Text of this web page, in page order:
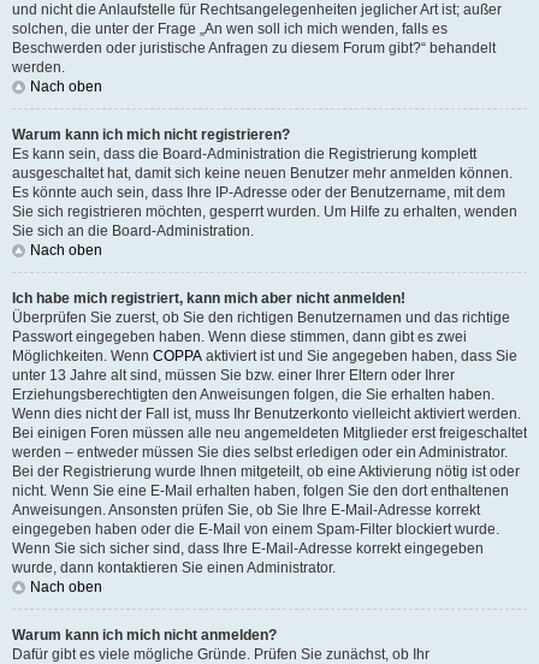
und nicht die Anlaufstelle für Rechtsangelegenheiten jeglicher Art ist; außer
solchen, die unter der Frage „An wen soll ich mich wenden, falls es
Beschwerden oder juristische Anfragen zu diesem Forum gibt?“ behandelt
werden.
Nach oben
Warum kann ich mich nicht registrieren?
Es kann sein, dass die Board-Administration die Registrierung komplett
ausgeschaltet hat, damit sich keine neuen Benutzer mehr anmelden können.
Es könnte auch sein, dass Ihre IP-Adresse oder der Benutzername, mit dem
Sie sich registrieren möchten, gesperrt wurden. Um Hilfe zu erhalten, wenden
Sie sich an die Board-Administration.
Nach oben
Ich habe mich registriert, kann mich aber nicht anmelden!
Überprüfen Sie zuerst, ob Sie den richtigen Benutzernamen und das richtige
Passwort eingegeben haben. Wenn diese stimmen, dann gibt es zwei
Möglichkeiten. Wenn COPPA aktiviert ist und Sie angegeben haben, dass Sie
unter 13 Jahre alt sind, müssen Sie bzw. einer Ihrer Eltern oder Ihrer
Erziehungsberechtigten den Anweisungen folgen, die Sie erhalten haben.
Wenn dies nicht der Fall ist, muss Ihr Benutzerkonto vielleicht aktiviert werden.
Bei einigen Foren müssen alle neu angemeldeten Mitglieder erst freigeschaltet
werden – entweder müssen Sie dies selbst erledigen oder ein Administrator.
Bei der Registrierung wurde Ihnen mitgeteilt, ob eine Aktivierung nötig ist oder
nicht. Wenn Sie eine E-Mail erhalten haben, folgen Sie den dort enthaltenen
Anweisungen. Ansonsten prüfen Sie, ob Sie Ihre E-Mail-Adresse korrekt
eingegeben haben oder die E-Mail von einem Spam-Filter blockiert wurde.
Wenn Sie sich sicher sind, dass Ihre E-Mail-Adresse korrekt eingegeben
wurde, dann kontaktieren Sie einen Administrator.
Nach oben
Warum kann ich mich nicht anmelden?
Dafür gibt es viele mögliche Gründe. Prüfen Sie zunächst, ob Ihr